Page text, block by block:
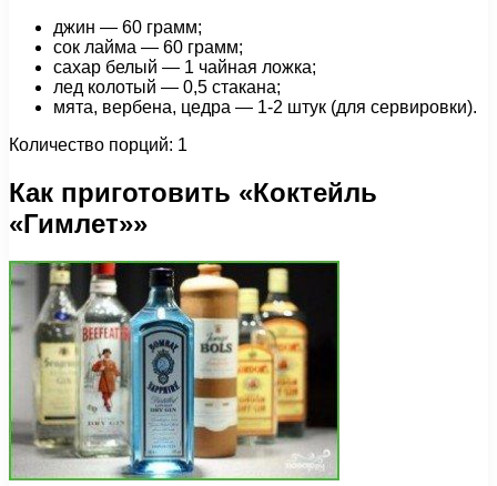
джин — 60 грамм;
сок лайма — 60 грамм;
сахар белый — 1 чайная ложка;
лед колотый — 0,5 стакана;
мята, вербена, цедра — 1-2 штук (для сервировки).
Количество порций: 1
Как приготовить «Коктейль
«Гимлет»»